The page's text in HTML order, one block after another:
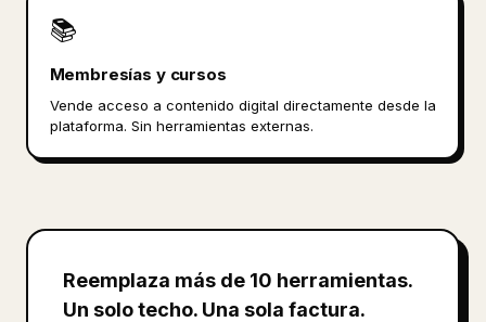
📚
Membresías y cursos
Vende acceso a contenido digital directamente desde la
plataforma. Sin herramientas externas.
Reemplaza más de 10 herramientas.
Un solo techo. Una sola factura.